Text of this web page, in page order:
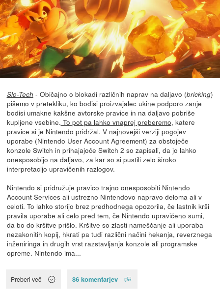
Slo-Tech - Običajno o blokadi različnih naprav na daljavo (bricking)
pišemo v pretekliku, ko bodisi proizvajalec ukine podporo zanje
bodisi umakne kakšne avtorske pravice in na daljavo pobriše
kupljene vsebine. To pot pa lahko vnaprej preberemo, katere
pravice si je Nintendo pridržal. V najnovejši verziji pogojev
uporabe (Nintendo User Account Agreement) za obstoječe
konzole Switch in prihajajoče Switch 2 so zapisali, da jo lahko
onesposobijo na daljavo, za kar so si pustili zelo široko
interpretacijo upravičenih razlogov.
Nintendo si pridružuje pravico trajno onesposobiti Nintendo
Account Services ali ustrezno Nintendovo napravo deloma ali v
celoti. To lahko storijo brez predhodnega opozorila, če lastnik krši
pravila uporabe ali celo pred tem, če Nintendo upravičeno sumi,
da bo do kršitve prišlo. Kršitve so zlasti nameščanje ali uporaba
nezakonitih kopij, hkrati pa tudi različni načini hekanja, reverznega
inženiringa in drugih vrst razstavljanja konzole ali programske
opreme. Nintendo ima...
Preberi več 86 komentarjev